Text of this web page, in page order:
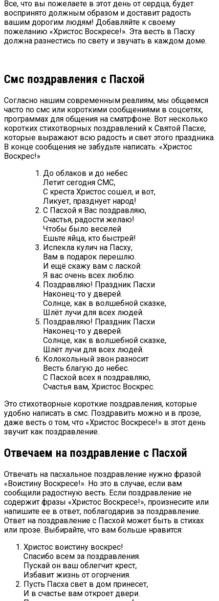
Все, что вы пожелаете в этот день от сердца, будет
воспринято должным образом и доставит радость
вашим дорогим людям! Добавляйте к своему
пожеланию «Христос Воскресе!». Эта весть в Пасху
должна разнестись по свету и звучать в каждом доме.
Смс поздравления с Пасхой
Согласно нашим современным реалиям, мы общаемся
часто по смс или короткими сообщениями в соцсетях,
программах для общения на сматрфоне. Вот несколько
коротких стихотворных поздравлений к Святой Пасхе,
которые выражают всю радость и свет этого праздника.
В конце сообщения не забудьте написать: «Христос
Воскрес!»
До облаков и до небес
Летит сегодня СМС,
С креста Христос сошел, и вот,
Ликует, празднует народ!
С Пасхой я Вас поздравляю,
Счастья, радости желаю!
Чтобы было веселей
Ешьте яйца, кто быстрей!
Испекла кулич на Пасху,
Вам в подарок перешлю.
И ещё скажу вам с лаской:
Я вас очень всех люблю.
Поздравляю! Праздник Пасхи
Наконец-то у дверей.
Солнце, как в волшебной сказке,
Шлёт лучи для всех людей.
Поздравляю! Праздник Пасхи
Наконец-то у дверей.
Солнце, как в волшебной сказке,
Шлёт лучи для всех людей.
Колокольный звон разносит
Весть благую до небес.
С Пасхой всех я поздравляю,
Счастья вам, Христос Воскрес.
Это стихотворные короткие поздравления, которые
удобно написать в смс. Поздравить можно и в прозе,
даже весть о том, что «Христос Воскресе!» в этот день
звучит как поздравление.
Отвечаем на поздравление с Пасхой
Отвечать на пасхальное поздравление нужно фразой
«Воистину Воскресе!». Но это в случае, если вам
сообщили радостную весть. Если поздравление не
содержит фразы «Христос Воскресе!», произнесите или
напишите ее в ответ, поблагодарив за поздравление.
Ответ на поздравление с Пасхой может быть в стихах
или прозе. Выбирайте, что вам больше нравится:
Христос воистину воскрес!
Спасибо всем за поздравления.
Пускай он ваш облегчит крест,
Избавит жизнь от огорчения.
Пусть Пасха свет в дом принесет,
И в счастье вам откроет двери.